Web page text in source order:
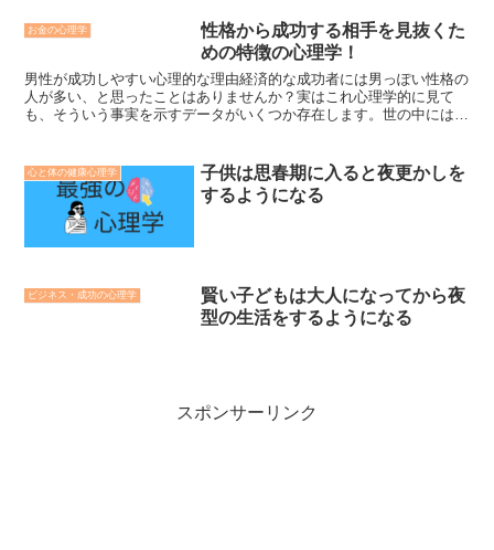
お金の心理学
性格から成功する相手を見抜くた
めの特徴の心理学！
男性が成功しやすい心理的な理由経済的な成功者には男っぽい性格の
人が多い、と思ったことはありませんか？実はこれ心理学的に見て
も、そういう事実を示すデータがいくつか存在します。世の中には男
心と体の健康心理学
子供は思春期に入ると夜更かしを
するようになる
ビジネス・成功の心理学
賢い子どもは大人になってから夜
型の生活をするようになる
スポンサーリンク